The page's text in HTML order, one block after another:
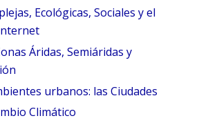
Ecológicas, Sociales y el
Áridas, Semiáridas y
urbanos: las Ciudades
Climático